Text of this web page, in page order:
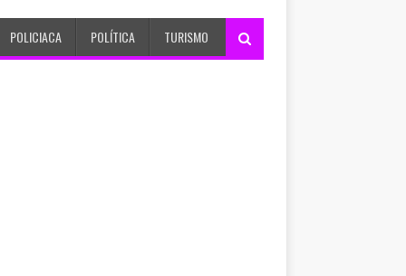
POLICIACA POLÍTICA TURISMO